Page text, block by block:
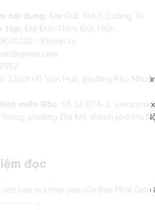
nội dung: Đại Đức Thích Quảng Tú
tập: Đại Đức Thích Đức Hiển
- Khánh Ly
133/8 Hồ Văn Huê, phường Phú
miền Bắc: Số 32 BT4-3,
phường Đại Mỗ, thành phố Hà
đọc
bạn mọi nhịp đập của Báo Phật Giáo